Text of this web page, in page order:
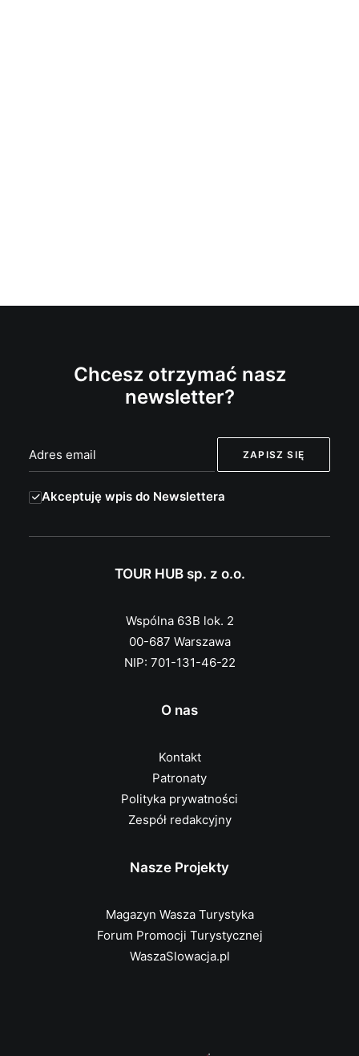
Chcesz otrzymać nasz
newsletter?
Akceptuję wpis do Newslettera
TOUR HUB sp. z o.o.
Wspólna 63B lok. 2
00-687 Warszawa
NIP: 701-131-46-22
O nas
Kontakt
Patronaty
Polityka prywatności
Zespół redakcyjny
Nasze Projekty
Magazyn Wasza Turystyka
Forum Promocji Turystycznej
WaszaSlowacja.pl